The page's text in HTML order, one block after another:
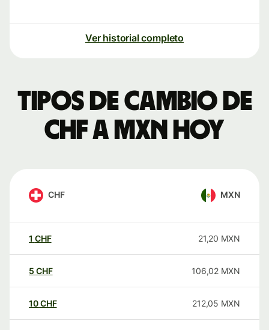
Ver historial completo
Tipos de cambio de
CHF a MXN hoy
CHF MXN
1 CHF 21,20 MXN
5 CHF 106,02 MXN
10CHF 212,05 MXN